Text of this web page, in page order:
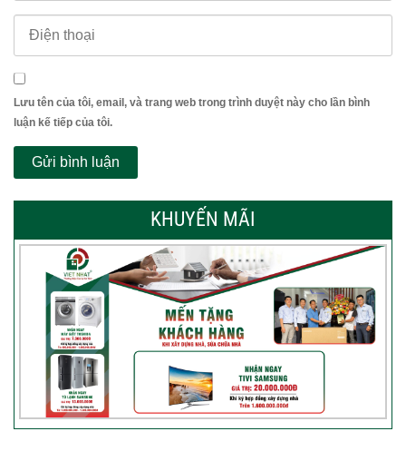
Lưu tên của tôi, email, và trang web trong trình duyệt này cho lần bình
luận kế tiếp của tôi.
KHUYẾN MÃI